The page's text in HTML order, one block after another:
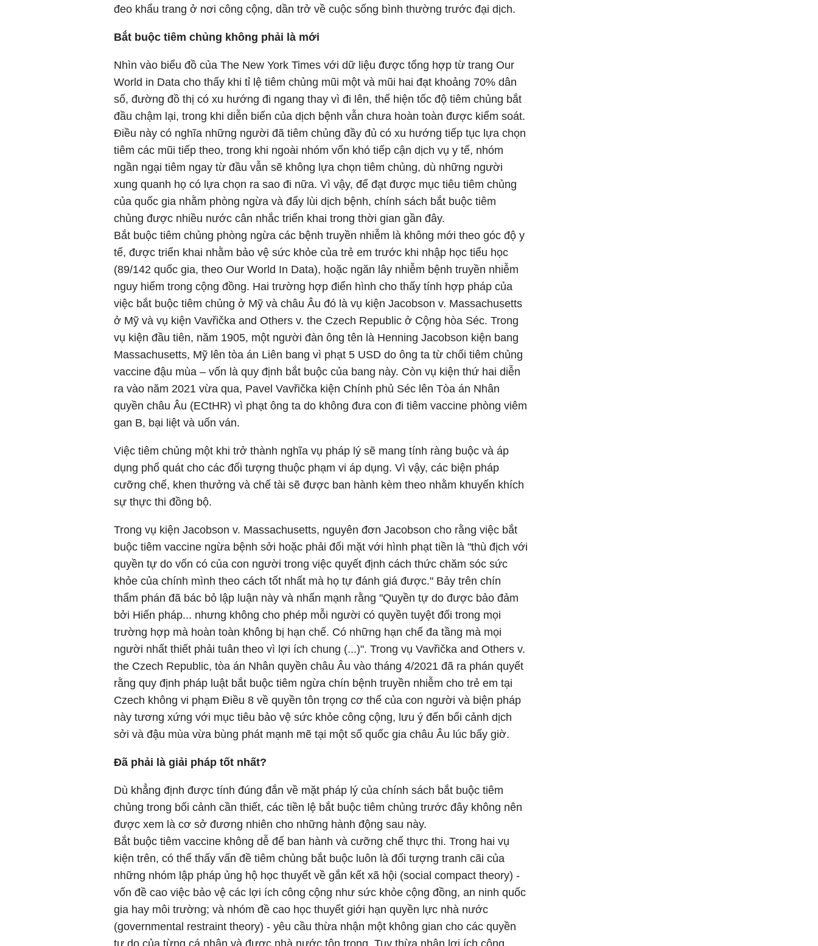
đeo khẩu trang ở nơi công cộng, dần trở về cuộc sống bình thường trước đại dịch.
Bắt buộc tiêm chủng không phải là mới
Nhìn vào biểu đồ của The New York Times với dữ liệu được tổng hợp từ trang Our
World in Data cho thấy khi tỉ lệ tiêm chủng mũi một và mũi hai đạt khoảng 70% dân
số, đường đồ thị có xu hướng đi ngang thay vì đi lên, thể hiện tốc độ tiêm chủng bắt
đầu chậm lại, trong khi diễn biến của dịch bệnh vẫn chưa hoàn toàn được kiểm soát.
Điều này có nghĩa những người đã tiêm chủng đầy đủ có xu hướng tiếp tục lựa chọn
tiêm các mũi tiếp theo, trong khi ngoài nhóm vốn khó tiếp cận dịch vụ y tế, nhóm
ngần ngại tiêm ngay từ đầu vẫn sẽ không lựa chọn tiêm chủng, dù những người
xung quanh họ có lựa chọn ra sao đi nữa. Vì vậy, để đạt được mục tiêu tiêm chủng
của quốc gia nhằm phòng ngừa và đẩy lùi dịch bệnh, chính sách bắt buộc tiêm
chủng được nhiều nước cân nhắc triển khai trong thời gian gần đây.
Bắt buộc tiêm chủng phòng ngừa các bệnh truyền nhiễm là không mới theo góc độ y
tế, được triển khai nhằm bảo vệ sức khỏe của trẻ em trước khi nhập học tiểu học
(89/142 quốc gia, theo Our World In Data), hoặc ngăn lây nhiễm bệnh truyền nhiễm
nguy hiểm trong cộng đồng. Hai trường hợp điển hình cho thấy tính hợp pháp của
việc bắt buộc tiêm chủng ở Mỹ và châu Âu đó là vụ kiện Jacobson v. Massachusetts
ở Mỹ và vụ kiện Vavřička and Others v. the Czech Republic ở Cộng hòa Séc. Trong
vụ kiện đầu tiên, năm 1905, một người đàn ông tên là Henning Jacobson kiện bang
Massachusetts, Mỹ lên tòa án Liên bang vì phạt 5 USD do ông ta từ chối tiêm chủng
vaccine đậu mùa – vốn là quy định bắt buộc của bang này. Còn vụ kiện thứ hai diễn
ra vào năm 2021 vừa qua, Pavel Vavřička kiện Chính phủ Séc lên Tòa án Nhân
quyền châu Âu (ECtHR) vì phạt ông ta do không đưa con đi tiêm vaccine phòng viêm
gan B, bại liệt và uốn ván.
Việc tiêm chủng một khi trở thành nghĩa vụ pháp lý sẽ mang tính ràng buộc và áp
dụng phổ quát cho các đối tượng thuộc phạm vi áp dụng. Vì vậy, các biện pháp
cưỡng chế, khen thưởng và chế tài sẽ được ban hành kèm theo nhằm khuyến khích
sự thực thi đồng bộ.
Trong vụ kiện Jacobson v. Massachusetts, nguyên đơn Jacobson cho rằng việc bắt
buộc tiêm vaccine ngừa bệnh sởi hoặc phải đối mặt với hình phạt tiền là "thù địch với
quyền tự do vốn có của con người trong việc quyết định cách thức chăm sóc sức
khỏe của chính mình theo cách tốt nhất mà họ tự đánh giá được." Bảy trên chín
thẩm phán đã bác bỏ lập luận này và nhấn mạnh rằng "Quyền tự do được bảo đảm
bởi Hiến pháp... nhưng không cho phép mỗi người có quyền tuyệt đối trong mọi
trường hợp mà hoàn toàn không bị hạn chế. Có những hạn chế đa tầng mà mọi
người nhất thiết phải tuân theo vì lợi ích chung (...)". Trong vụ Vavřička and Others v.
the Czech Republic, tòa án Nhân quyền châu Âu vào tháng 4/2021 đã ra phán quyết
rằng quy định pháp luật bắt buộc tiêm ngừa chín bệnh truyền nhiễm cho trẻ em tại
Czech không vi phạm Điều 8 về quyền tôn trọng cơ thể của con người và biện pháp
này tương xứng với mục tiêu bảo vệ sức khỏe công cộng, lưu ý đến bối cảnh dịch
sởi và đậu mùa vừa bùng phát mạnh mẽ tại một số quốc gia châu Âu lúc bấy giờ.
Đã phải là giải pháp tốt nhất?
Dù khẳng định được tính đúng đắn về mặt pháp lý của chính sách bắt buộc tiêm
chủng trong bối cảnh cần thiết, các tiền lệ bắt buộc tiêm chủng trước đây không nên
được xem là cơ sở đương nhiên cho những hành động sau này.
Bắt buộc tiêm vaccine không dễ để ban hành và cưỡng chế thực thi. Trong hai vụ
kiện trên, có thể thấy vấn đề tiêm chủng bắt buộc luôn là đối tượng tranh cãi của
những nhóm lập pháp ủng hộ học thuyết về gắn kết xã hội (social compact theory) -
vốn đề cao việc bảo vệ các lợi ích công cộng như sức khỏe cộng đồng, an ninh quốc
gia hay môi trường; và nhóm đề cao học thuyết giới hạn quyền lực nhà nước
(governmental restraint theory) - yêu cầu thừa nhận một không gian cho các quyền
tự do của từng cá nhân và được nhà nước tôn trọng. Tuy thừa nhận lợi ích công